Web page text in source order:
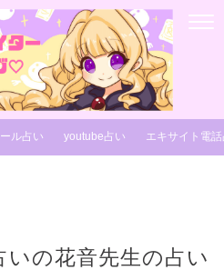
ル占い youtube占い エキサイト電
の花音先生の占い